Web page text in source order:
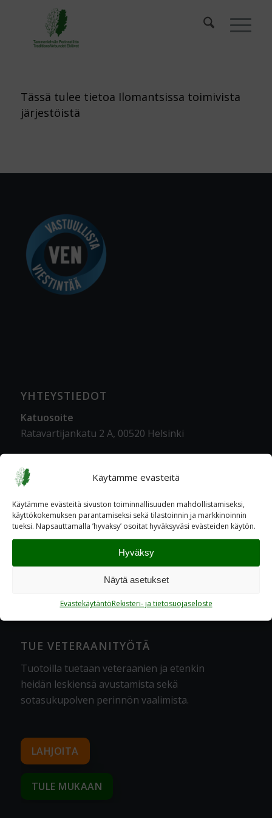
Käytämme evästeitä
Käytämme evästeitä sivuston toiminnallisuuden mahdollistamiseksi,
käyttökokemuksen parantamiseksi sekä tilastoinnin ja markkinoinnin
tueksi. Napsauttamalla ’hyvaksy’ osoitat hyväksyväsi evästeiden käytön.
Hyväksy
Näytä asetukset
EvästekäytäntöRekisteri- ja tietosuojaseloste
Tässä tulee tietoa Ilomantsissa toimivista
järjestöistä
YHTEYSTIEDOT
Katuosoite
Ratavartijankatu 2 A, 00520 Helsinki
Postiosoite
PL 600, 00521 Helsinki
Kulkuohjeet veteraanitalolle
Lisätietoa
Tietosuoja- ja rekisteriseloste
TUE VETERAANITYÖTÄ
Tuotoilla tuetaan veteraanien ja etenkin
heidän leskiensä avustamista sekä
sotasukupolven perinnön vaalimista.
LAHJOITA
TULE MUKAAN